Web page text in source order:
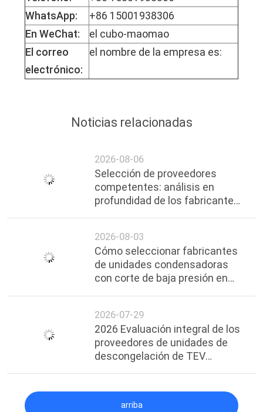
WhatsApp:
+86 15001938306
En WeChat:
el cubo-maomao
El correo
electrónico:
el nombre de la empresa es:
Noticias relacionadas
2026-08-06
Selección de proveedores
competentes: análisis en
profundidad de los fabricantes
2026-08-03
Cómo seleccionar fabricantes
de unidades condensadoras
con corte de baja presión en
2026-07-29
2026 Evaluación integral de los
proveedores de unidades de
descongelación de TEV
arriba